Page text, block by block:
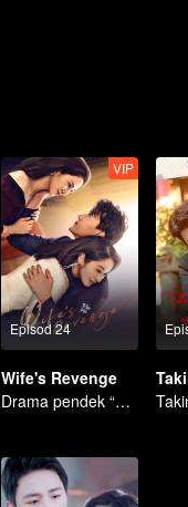
Episod 24
VIP
Wife's Revenge
Drama pendek “Wife's Revenge”